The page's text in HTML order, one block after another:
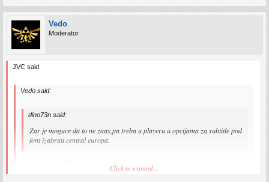
Vedo
Moderator
JVC said:
Vedo said:
dino73n said:
Zar je moguce da to ne znas,pa treba u playeru u opcijama za subtitle pod
font izabrati central europa.
Click to expand...